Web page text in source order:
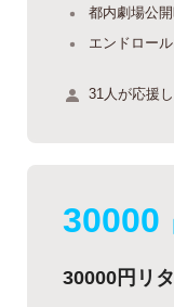
都内劇場公
エンドロー
31人が応援
30000
30000円リ